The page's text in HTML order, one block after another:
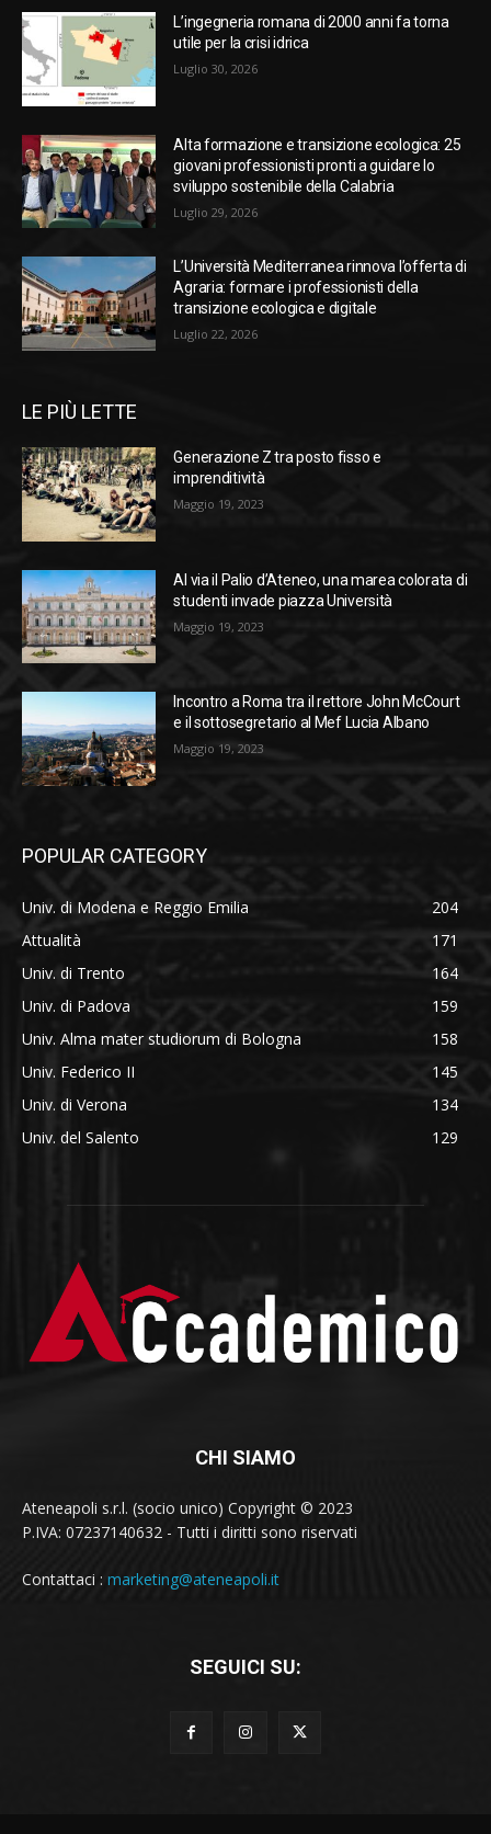
L’ingegneria romana di 2000 anni fa torna
utile per la crisi idrica
Luglio 30, 2026
Alta formazione e transizione ecologica: 25
giovani professionisti pronti a guidare lo
sviluppo sostenibile della Calabria
Luglio 29, 2026
L’Università Mediterranea rinnova l’offerta di
Agraria: formare i professionisti della
transizione ecologica e digitale
Luglio 22, 2026
LE PIÙ LETTE
Generazione Z tra posto fisso e
imprenditività
Maggio 19, 2023
Al via il Palio d’Ateneo, una marea colorata di
studenti invade piazza Università
Maggio 19, 2023
Incontro a Roma tra il rettore John McCourt
e il sottosegretario al Mef Lucia Albano
Maggio 19, 2023
POPULAR CATEGORY
Univ. di Modena e Reggio Emilia
204
Attualità
171
Univ. di Trento
164
Univ. di Padova
159
Univ. Alma mater studiorum di Bologna
158
Univ. Federico II
145
Univ. di Verona
134
Univ. del Salento
129
CHI SIAMO
Ateneapoli s.r.l. (socio unico) Copyright © 2023
P.IVA: 07237140632 - Tutti i diritti sono riservati
Contattaci : marketing@ateneapoli.it
SEGUICI SU: